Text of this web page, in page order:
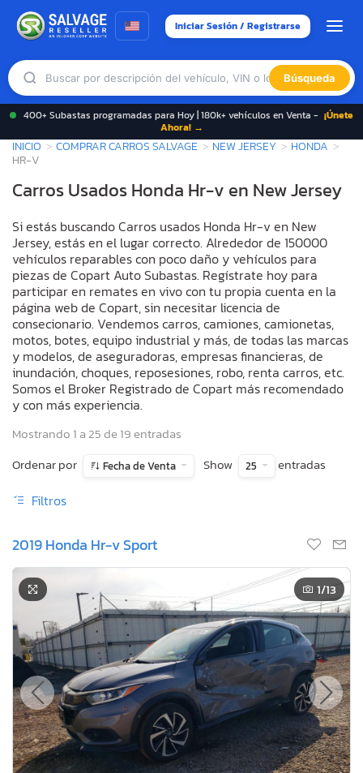
Iniciar Sesión / Registrarse
Búsqueda
400+ Subastas programadas para Hoy | 180k+ vehículos en Venta - ¡Únete
Ahora! →
INICIO COMPRAR CARROS SALVAGE NEW JERSEY
HONDA
HR-V
Carros Usados Honda Hr-v en New Jersey
Si estás buscando Carros usados Honda Hr-v en New
Jersey, estás en el lugar correcto. Alrededor de 150000
vehículos reparables con poco daño y vehículos para
piezas de Copart Auto Subastas. Regístrate hoy para
participar en remates en vivo con tu propia cuenta en la
página web de Copart, sin necesitar licencia de
consecionario. Vendemos carros, camiones, camionetas,
motos, botes, equipo industrial y más, de todas las marcas
y modelos, de aseguradoras, empresas financieras, de
inundación, choques, reposesiones, robo, renta carros, etc.
Somos el Broker Registrado de Copart más recomendado
y con más experiencia.
Mostrando 1 a 25 de 19 entradas
Ordenar por
Fecha de Venta Show 25 entradas
Filtros
2019 Honda Hr-v Sport
1/13